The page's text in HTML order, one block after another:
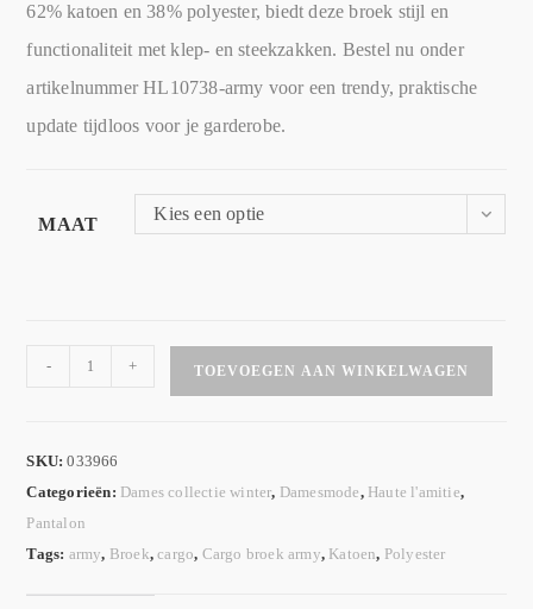
62% katoen en 38% polyester, biedt deze broek stijl en
functionaliteit met klep- en steekzakken. Bestel nu onder
artikelnummer HL10738-army voor een trendy, praktische
update tijdloos voor je garderobe.
MAAT
Kies een optie
- + TOEVOEGEN AAN WINKELWAGEN
SKU:033966
Categorieën: Dames collectie winter, Damesmode, Haute l'amitie,
Pantalon
Tags: army, Broek,cargo, Cargo broek army, Katoen, Polyester